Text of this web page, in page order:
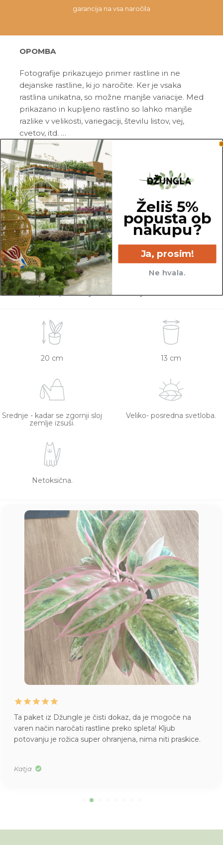
garancija na vsa naročila
OPOMBA
Fotografije prikazujejo primer rastline in ne
dejanske rastline, ki jo naročite. Ker je vsaka
rastlina unikatna, so možne manjše variacije. Med
prikazano in kupljeno rastlino so lahko manjše
razlike v velikosti, variegaciji, številu listov, vej,
cvetov, itd. …
Pred pošiljanjem vse rastline skrbno
pregledamo in zagotovimo, da gredo na pot
zdrave in čim bolj podobne izdelku na fotografiji.
Vse rastline so primarno v plastičnih sadilnih
lončkih. Okrasni lonec ni vključen v ceno.
Rastline so v kategorijo Netoksične/prijazne za
živali uvrščene na podlagi dostopnih spletnih
virov. Netoksične rastline so lahko še vedno
toksične za specifično vrsto živali, zato se pred
nakupom posvetujte z veterinarjem.
20 cm 13 cm
Srednje - kadar se zgornji sloj
zemlje izsuši.
Veliko- posredna svetloba.
Netoksična.
Ta paket iz Džungle je čisti dokaz, da je mogoče na
varen način naročati rastline preko spleta! Kljub
potovanju je rožica super ohranjena, nima niti praskice.
Katja
Želiš 5%
popusta ob
nakupu?
Ja, prosim!
Ne hvala.